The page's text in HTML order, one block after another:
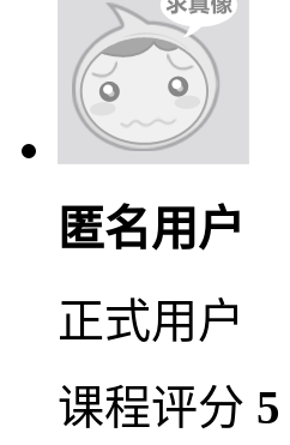
匿名用户
正式用户
课程评分 5